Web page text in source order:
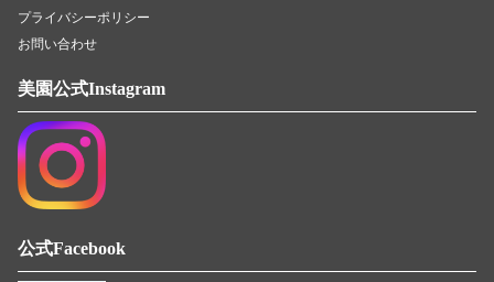
プライバシーポリシー
お問い合わせ
美園公式Instagram
公式Facebook